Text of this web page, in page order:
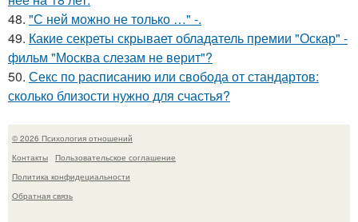
48. "С ней можно не только …" -.
49. Какие секреты скрывает обладатель премии "Оскар" -
фильм "Москва слезам не верит"?
50. Секс по расписанию или свобода от стандартов:
сколько близости нужно для счастья?
© 2026 Психология отношений
Контакты
Пользовательское соглашение
Политика конфидециальности
Обратная связь